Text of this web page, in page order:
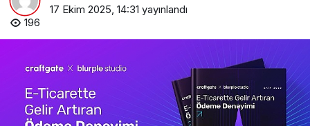
17 Ekim 2025, 14:31 yayınlandı
196